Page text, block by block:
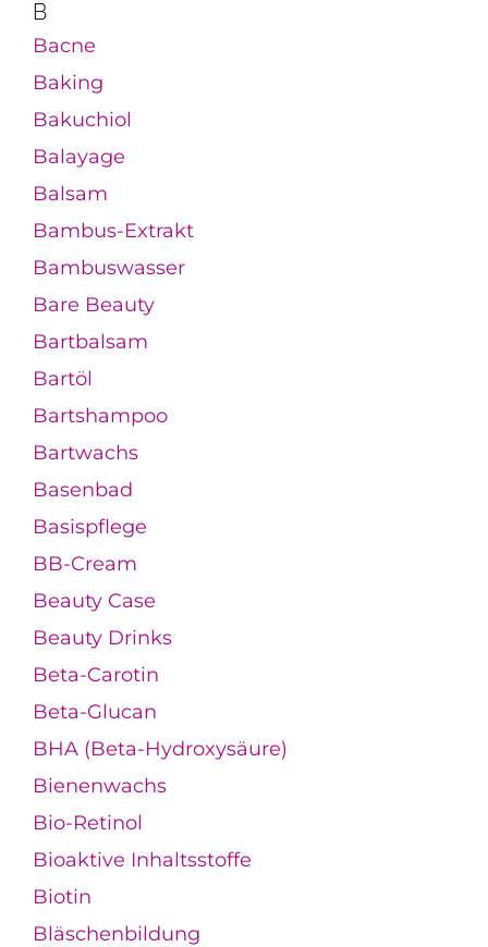
B
Bacne
Baking
Bakuchiol
Balayage
Balsam
Bambus-Extrakt
Bambuswasser
Bare Beauty
Bartbalsam
Bartöl
Bartshampoo
Bartwachs
Basenbad
Basispflege
BB-Cream
Beauty Case
Beauty Drinks
Beta-Carotin
Beta-Glucan
BHA (Beta-Hydroxysäure)
Bienenwachs
Bio-Retinol
Bioaktive Inhaltsstoffe
Biotin
Bläschenbildung